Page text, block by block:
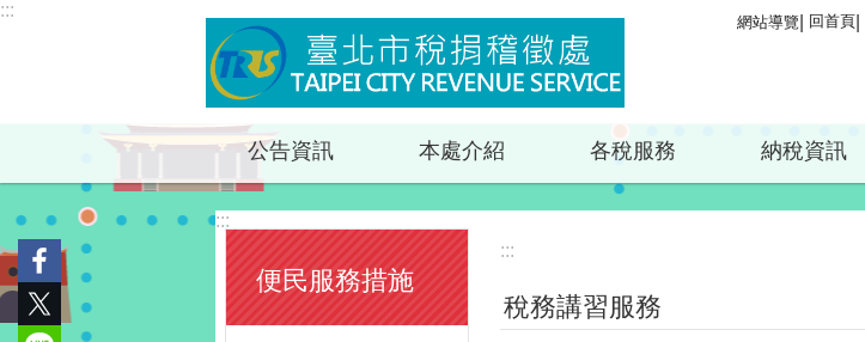
跳到主要內容區塊
:::
網站導覽 回首頁
公告資訊 本處介紹 各稅服務 納稅資訊
:::
便民服務措施
:::
稅務講習服務